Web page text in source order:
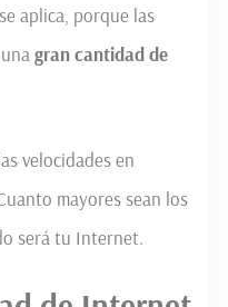
aplica, porque las
gran cantidad de
velocidades en
mayores sean los
será tu Internet.